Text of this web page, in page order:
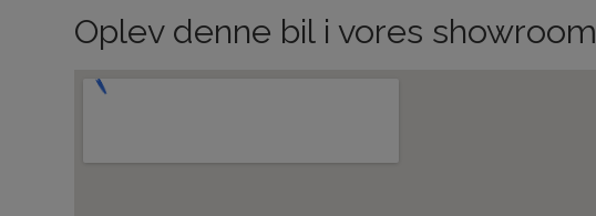
Oplev denne bil i vores showroom